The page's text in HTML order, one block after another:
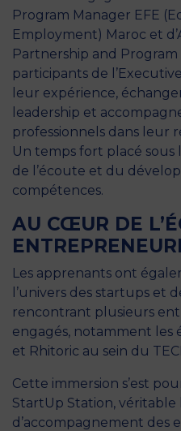
Program Manager EFE
Employment) Maroc et
Partnership and Program
participants de
leur expérience,
leadership et
professionnels dans leur
Un temps fort placé sous
de l’écoute et du
compétences.
AU CŒUR DE
Les apprenants ont
l’univers des startups et
rencontrant plusieurs
engagés, notamment les
et Rhitoric au sein du
Cette immersion s’est
StartUp Station,
d’accompagnement des